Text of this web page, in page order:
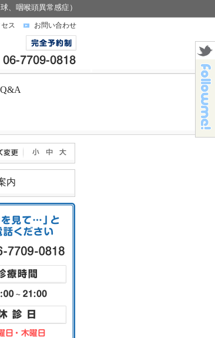
、咽喉頭異常感症）
ス お問い合わせ
Q&A
内